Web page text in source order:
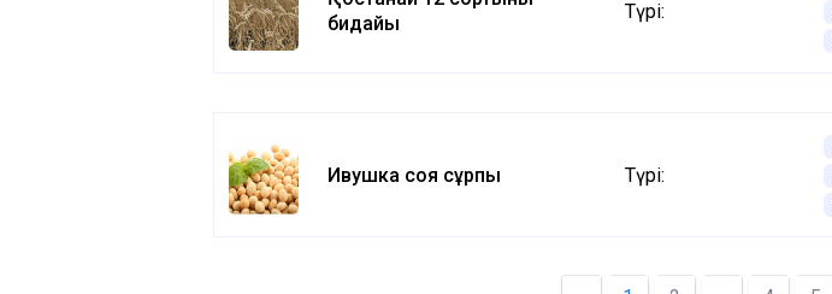
бидайы
Түрі:
Ивушка соя сұрпы Түрі: